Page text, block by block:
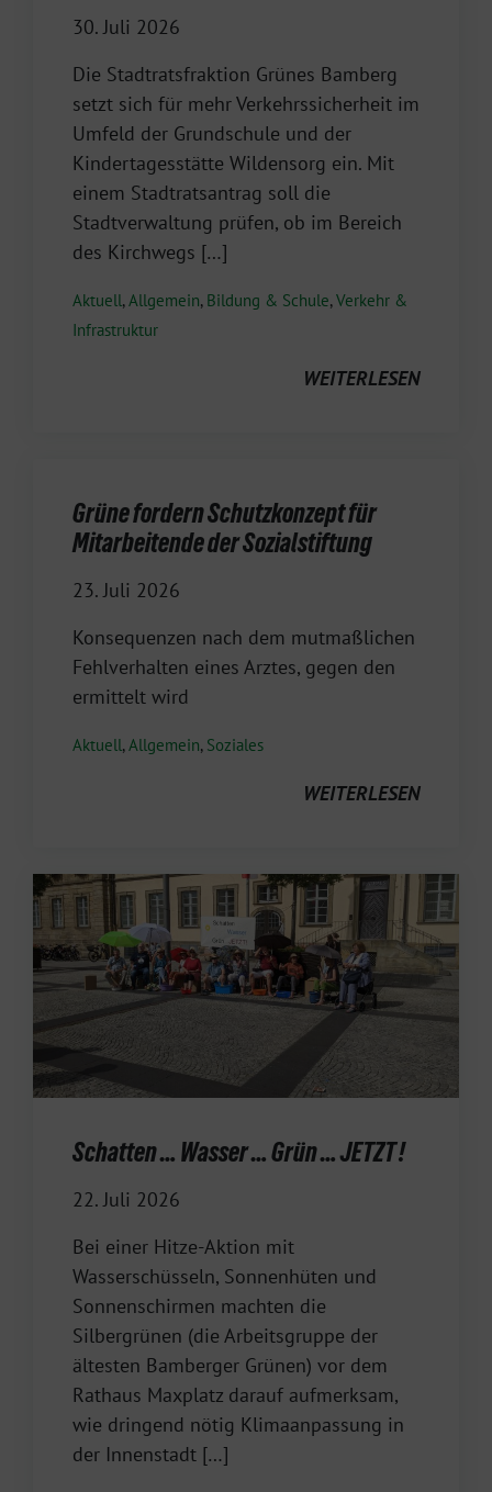
30. Juli 2026
Die Stadtratsfraktion Grünes Bamberg
setzt sich für mehr Verkehrssicherheit im
Umfeld der Grundschule und der
Kindertagesstätte Wildensorg ein. Mit
einem Stadtratsantrag soll die
Stadtverwaltung prüfen, ob im Bereich
des Kirchwegs […]
Aktuell,Allgemein, Bildung & Schule,Verkehr &
Infrastruktur
WEITERLESEN
Grüne fordern Schutzkonzept für
Mitarbeitende der Sozialstiftung
23. Juli 2026
Konsequenzen nach dem mutmaßlichen
Fehlverhalten eines Arztes, gegen den
ermittelt wird
Aktuell,Allgemein, Soziales
WEITERLESEN
Schatten … Wasser … Grün … JETZT !
22. Juli 2026
Bei einer Hitze-Aktion mit
Wasserschüsseln, Sonnenhüten und
Sonnenschirmen machten die
Silbergrünen (die Arbeitsgruppe der
ältesten Bamberger Grünen) vor dem
Rathaus Maxplatz darauf aufmerksam,
wie dringend nötig Klimaanpassung in
der Innenstadt […]